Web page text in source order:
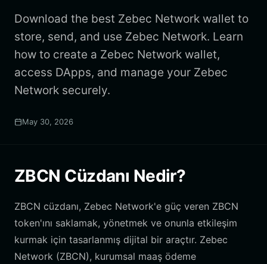
Download the best Zebec Network wallet to
store, send, and use Zebec Network. Learn
how to create a Zebec Network wallet,
access DApps, and manage your Zebec
Network securely.
May 30, 2026
ZBCN Cüzdanı Nedir?
ZBCN cüzdanı, Zebec Network'e güç veren ZBCN
token'ını saklamak, yönetmek ve onunla etkileşim
kurmak için tasarlanmış dijital bir araçtır. Zebec
Network (ZBCN), kurumsal maaş ödeme